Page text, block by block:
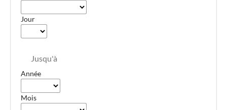
Jour
Jusqu'à
Année
Mois